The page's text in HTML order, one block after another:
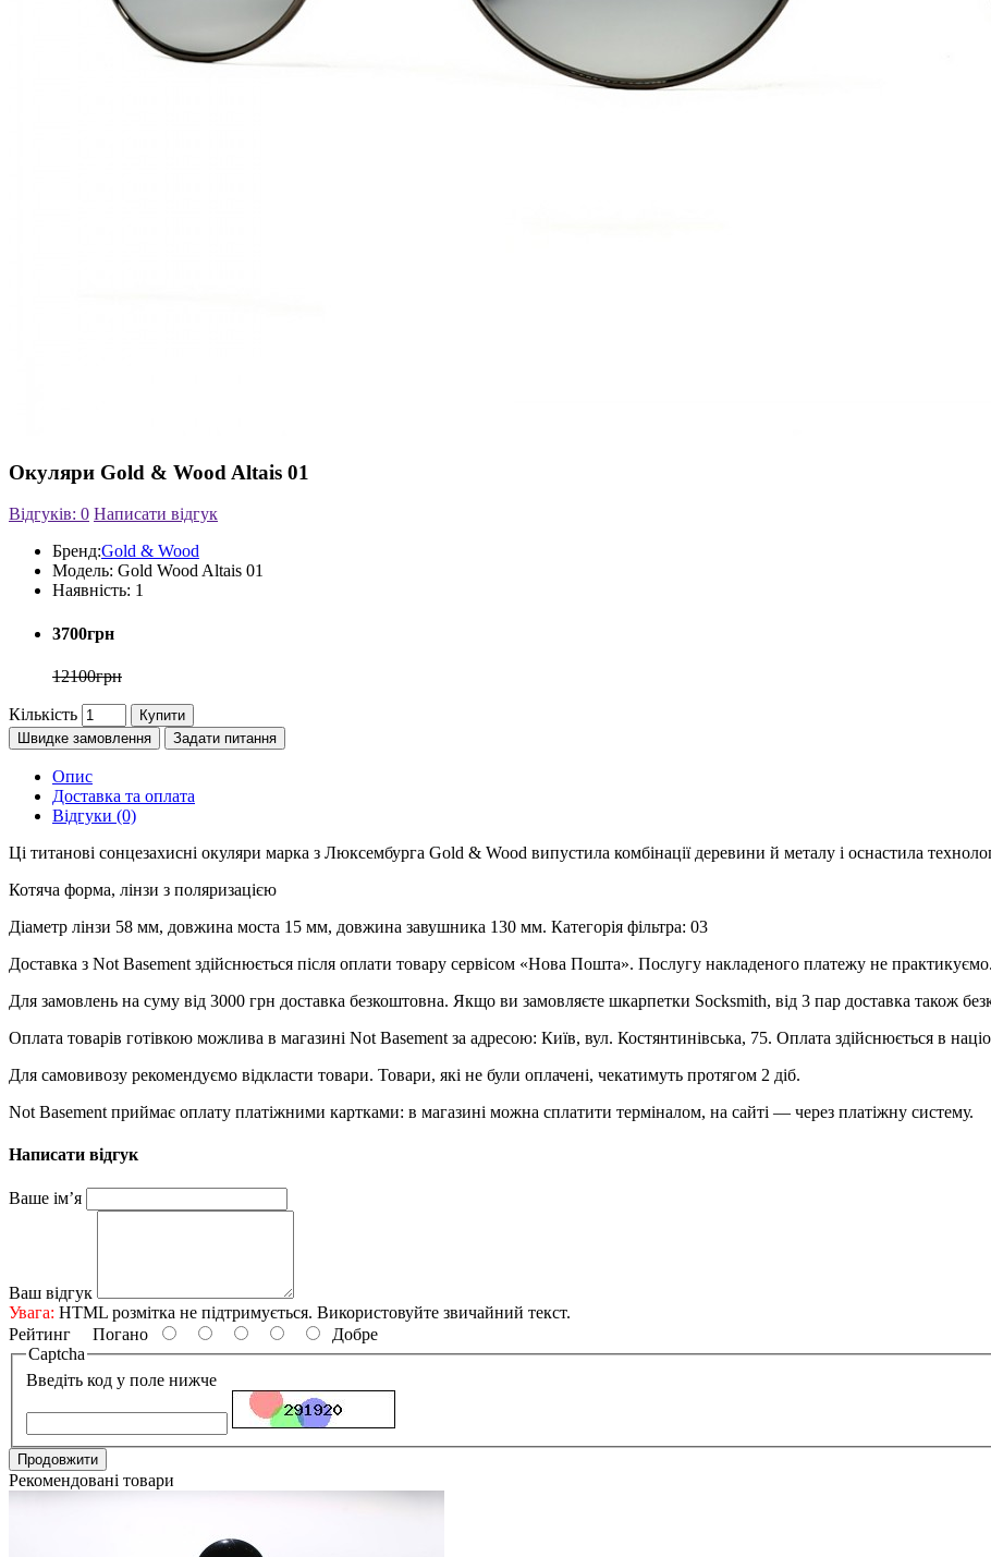
Окуляри Gold & Wood Altais 01
Відгуків: 0 Написати відгук
Бренд:Gold & Wood
Модель: Gold Wood Altais 01
Наявність: 1
3700грн
12100грн
Кількість
Купити
Швидке замовлення
Задати питання
Опис
Доставка та оплата
Відгуки (0)
Ці титанові сонцезахисні окуляри марка з Люксембурга Gold & Wood випустила комбінації деревини й металу і оснастила
Котяча форма, лінзи з поляризацією
Діаметр лінзи 58 мм, довжина моста 15 мм, довжина завушника 130 мм. Категорія фільтра: 03
Доставка з Not Basement здійснюється після оплати товару сервісом «Нова Пошта». Послугу накладеного платежу не практикуємо.
Для замовлень на суму від 3000 грн доставка безкоштовна. Якщо ви замовляєте шкарпетки Socksmith, від 3 пар доставка також
Оплата товарів готівкою можлива в магазині Not Basement за адресою: Київ, вул. Костянтинівська, 75. Оплата здійснюється в
Для самовивозу рекомендуємо відкласти товари. Товари, які не були оплачені, чекатимуть протягом 2 діб.
Not Basement приймає оплату платіжними картками: в магазині можна сплатити терміналом, на сайті — через платіжну систему.
Написати відгук
Ваше ім’я
Ваш відгук
Увага: HTML розмітка не підтримується. Використовуйте звичайний текст.
Рейтинг Погано
Добре
Captcha
Введіть код у поле нижче
Продовжити
Рекомендовані товари